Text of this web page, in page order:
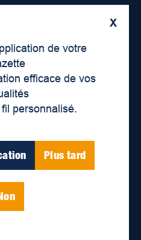
X
de votre
efficace de vos
personnalisé.
Plus tard